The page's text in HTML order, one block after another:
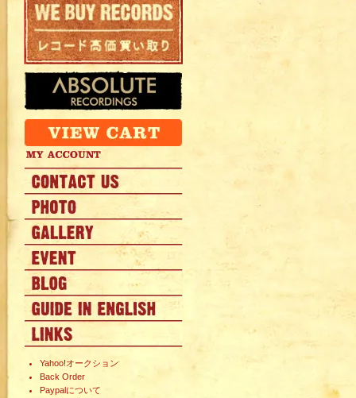
Yahoo!オークション
Back Order
Paypalについて